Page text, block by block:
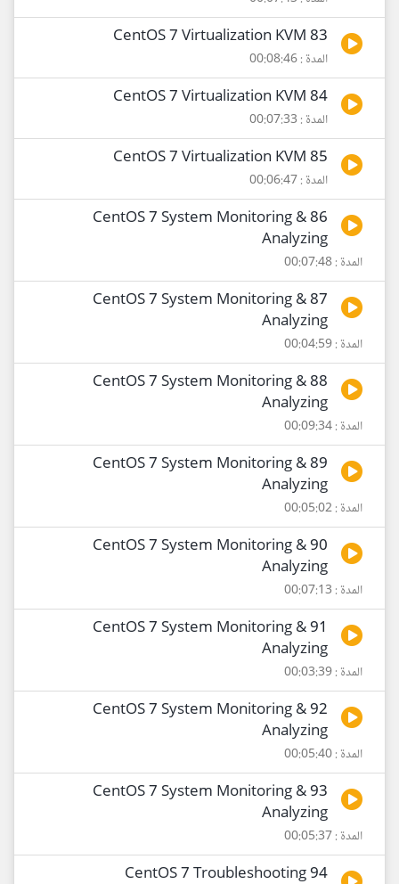
83 CentOS 7 Virtualization KVM
المدة : 00:08:46
84 CentOS 7 Virtualization KVM
المدة : 00:07:33
85 CentOS 7 Virtualization KVM
المدة : 00:06:47
86 CentOS 7 System Monitoring &
Analyzing
المدة : 00:07:48
87 CentOS 7 System Monitoring &
Analyzing
المدة : 00:04:59
88 CentOS 7 System Monitoring &
Analyzing
المدة : 00:09:34
89 CentOS 7 System Monitoring &
Analyzing
المدة : 00:05:02
90 CentOS 7 System Monitoring &
Analyzing
المدة : 00:07:13
91 CentOS 7 System Monitoring &
Analyzing
المدة : 00:03:39
92 CentOS 7 System Monitoring &
Analyzing
المدة : 00:05:40
93 CentOS 7 System Monitoring &
Analyzing
المدة : 00:05:37
94 CentOS 7 Troubleshooting